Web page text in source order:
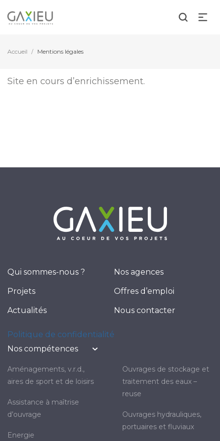
Accueil / Mentions légales
Site en cours d’enrichissement.
Qui sommes-nous ?
Projets
Actualités
Nos agences
Offres d’emploi
Nous contacter
Politique de confidentialité
Nos compétences
aménagements, v.r.d.,
aires de sport et de loisirs
assistance à maîtrise
d’ouvrage
energie
ouvrages de stockage et
traitement des eaux –
reuse
ouvrages hydrauliques,
portuaires et fluviaux